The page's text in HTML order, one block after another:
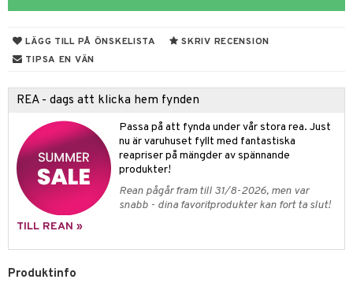
LÄGG TILL PÅ ÖNSKELISTA
SKRIV RECENSION
TIPSA EN VÄN
REA - dags att klicka hem fynden
Passa på att fynda under vår stora rea. Just
nu är varuhuset fyllt med fantastiska
reapriser på mängder av spännande
produkter!
Rean pågår fram till 31/8-2026, men var
snabb - dina favoritprodukter kan fort ta slut!
TILL REAN »
Produktinfo
/ Outdoor
tallrikar
Bakformar
& Skålar